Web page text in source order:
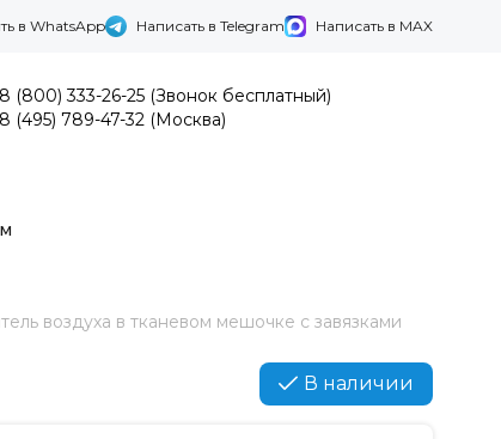
в WhatsApp Написать в Telegram Написать в MAX
8 (800) 333-26-25 (Звонок бесплатный)
8 (495) 789-47-32 (Москва)
воздуха в тканевом мешочке с завязками
В наличии